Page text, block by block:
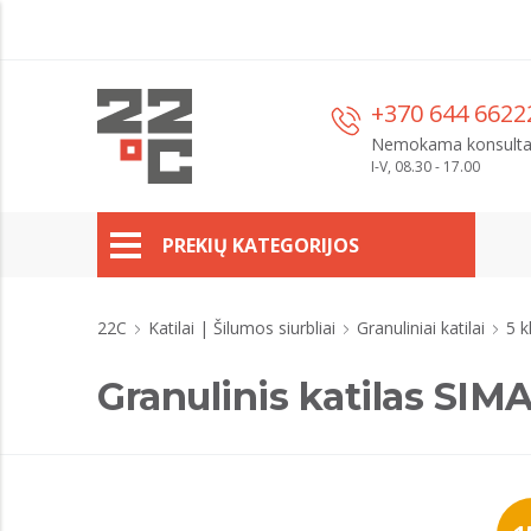
+370 644
Nemokama
I-V, 08.30 - 17.00
PREKIŲ KATEGORIJOS
22C Katilai | Šilumos siurbliai Granuliniai katilai 5
Granulinis katilas